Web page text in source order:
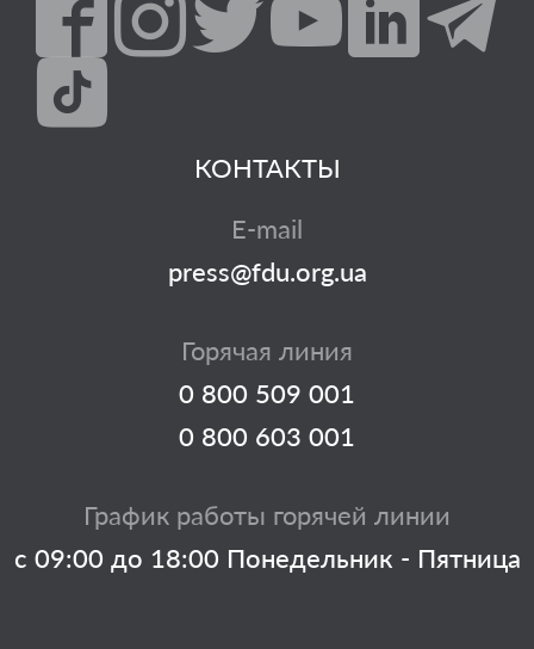
КОНТАКТЫ
E-mail
press@fdu.org.ua
Горячая линия
0 800 509 001
0 800 603 001
График работы горячей линии
с 09:00 до 18:00 Понедельник - Пятница